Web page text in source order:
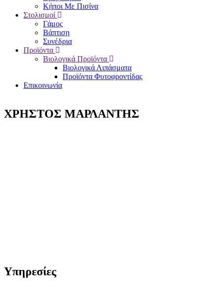
Κήποι Με Πισίνα
Στολισμοί
Γάμος
Βάπτιση
Συνέδρια
Προϊόντα
Βιολογικά Προϊόντα
Βιολογικά Λιπάσματα
Προϊόντα Φυτοφροντίδας
Επικοινωνία
ΧΡΗΣΤΟΣ ΜΑΡΛΑΝΤΗΣ
Υπηρεσίες